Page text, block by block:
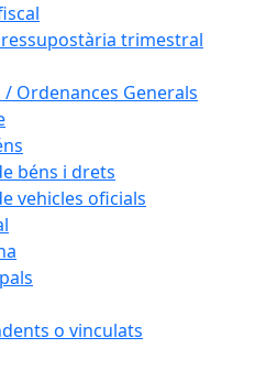
trimestral
Ordenances Generals
béns i drets
vehicles oficials
o vinculats